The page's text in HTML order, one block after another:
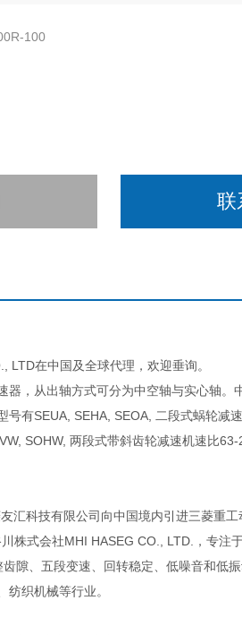
100
联
LTD在中国及全球代理，欢迎垂询。
，从出轴方式可分为中空轴与实心轴。
有SEUA, SEHA, SEOA, 二段式蜗轮减
SOHW, 两段式带斜齿轮减速机速比
汇科技有限公司向中国境内引进三菱重
株式会社MHI HASEG CO., LTD.，专注
隙、五段变速、回转稳定、低噪音和低
织机械等行业。